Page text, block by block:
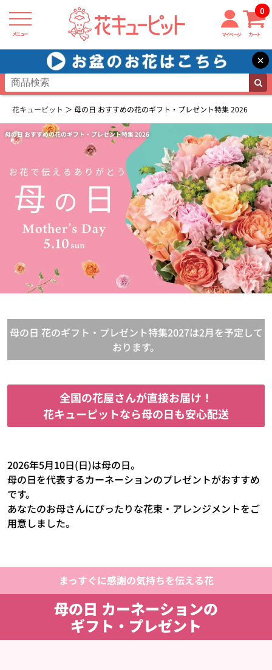
メニュー マイページ カート
0
×
花キューピット 母の日 おすすめの花のギフト・プレゼント特集 2026
母の日 おすすめの花のギフト・プレゼント特集 2026
母の日 花のギフト・プレゼント特集2027は2月を予定して
おります。
全国の花屋さんが直接お届け！
花キューピットなら母の日も安心配送
2026年5月10日(日)は母の日。
母の日を代表するカーネーションのプレゼントがおすすめ
です。
あなたのお母さんにぴったりな花束・アレンジメントをご
用意しました。
まっすぐに感謝の気持ちを伝える花
母の日 カーネーションの
ギフト・プレゼント